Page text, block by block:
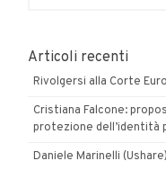
Articoli recenti
Rivolgersi alla Corte
Cristiana Falcone:
protezione dell’identità
Daniele Marinelli